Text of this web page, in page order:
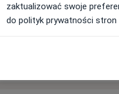
(1)
zaktualizować swoje
do polityk prywatności